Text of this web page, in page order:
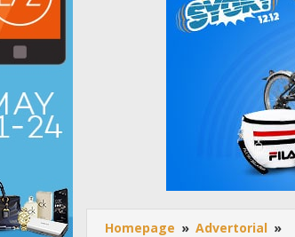
Homepage » Advertorial »